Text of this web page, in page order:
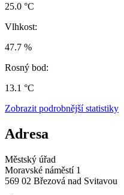
25.0 °C
Vlhkost:
47.7 %
Rosný bod:
13.1 °C
Zobrazit podrobnější statistiky
Adresa
Městský úřad
Moravské náměstí 1
569 02 Březová nad Svitavou